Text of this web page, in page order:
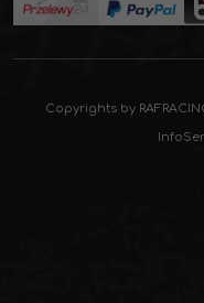
Copyrights by